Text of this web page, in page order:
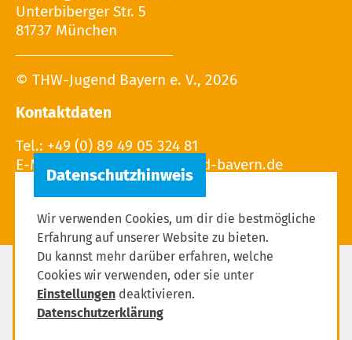
Unterbiberger Str. 5
81737 München
© THW-Jugend Bayern e. V., 2026
Kontaktdaten
Tel.: +49 (0) 89 49 05 324 81
E-Mail:
Impressum
Datenschutzerklärung
Wir verwenden Cookies, um dir die bestmögliche
Erfahrung auf unserer Website zu bieten.
Du kannst mehr darüber erfahren, welche
Cookies wir verwenden, oder sie unter
Einstellungen deaktivieren.
Datenschutzerklärung